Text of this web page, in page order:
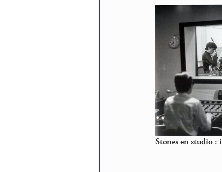
Stones en studio :